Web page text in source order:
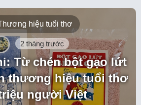
hiệu tuổi thơ
2 tháng trước
Từ chén bột gạo lứt
thương hiệu tuổi thơ
người Việt